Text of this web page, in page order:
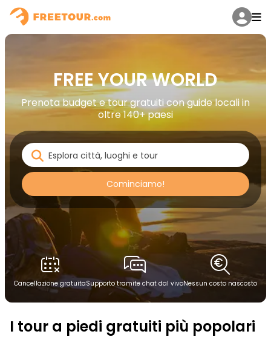
FREE YOUR WORLD
Prenota budget e tour gratuiti con guide locali in
oltre 140+ paesi
Cominciamo!
Cancellazione gratuitaSupporto tramite chat dal vivoNessun costo nascosto
I tour a piedi gratuiti più popolari